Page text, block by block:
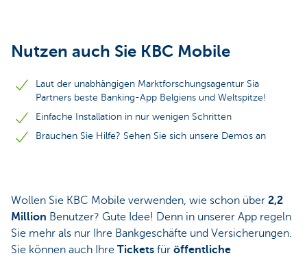
Nutzen auch Sie KBC Mobile
Laut der unabhängigen Marktforschungsagentur Sia
Partners beste Banking-App Belgiens und Weltspitze!
Einfache Installation in nur wenigen Schritten
Brauchen Sie Hilfe? Sehen Sie sich unsere Demos an
Wollen Sie KBC Mobile verwenden, wie schon über 2,2
Million Benutzer? Gute Idee! Denn in unserer App regeln
Sie mehr als nur Ihre Bankgeschäfte und Versicherungen.
Sie können auch Ihre Tickets für öffentliche